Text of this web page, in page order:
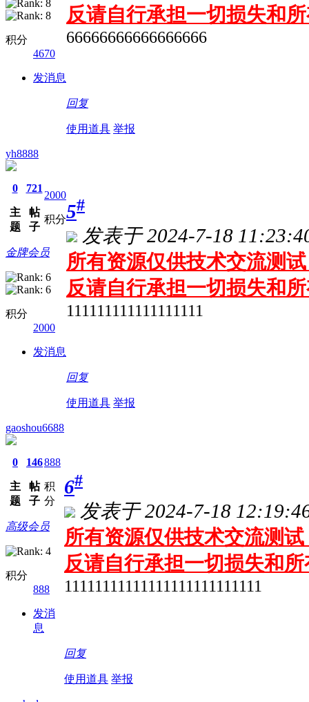
积分
4670
发消息
反请自行承担一切损失和
66666666666666666
回复
使用道具 举报
yh8888
0
主
题
721
帖
子
2000
积分
金牌会员
积分
2000
发消息
5#
发表于 2024-7-18
所有资源仅供技术交流测
反请自行承担一切损失和
111111111111111111
回复
使用道具 举报
gaoshou6688
0
主
题
146
帖
子
888
积
分
高级会员
积分
888
发消
息
6#
发表于 2024-7-18
所有资源仅供技术交流测
反请自行承担一切损失和
11111111111111111111111111
回复
使用道具 举报